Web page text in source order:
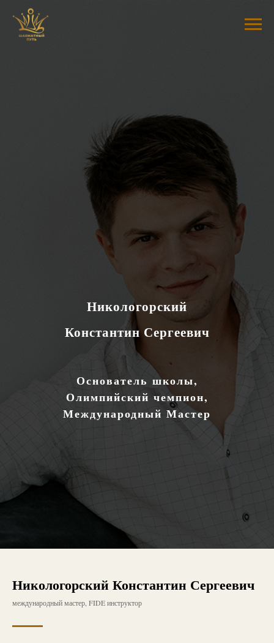
Никологорский
Константин Сергеевич
Основатель школы,
Олимпийский чемпион,
Международный Мастер
Никологорский Константин Сергеевич
международный мастер, FIDE инструктор